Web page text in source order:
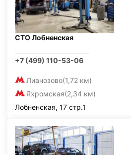
СТО Лобненская
+7 (499) 110-53-06
Лианозово(1,72 км)
Яхромская(2,34 км)
Лобненская, 17 стр.1